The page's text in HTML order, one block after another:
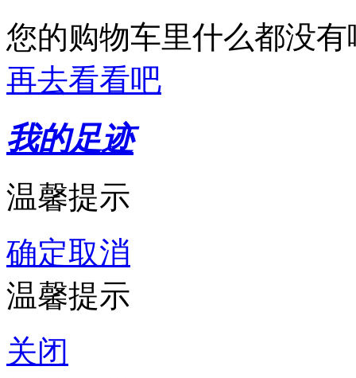
您的购物车里什么都没有
再去看看吧
我的足迹
温馨提示
确定取消
温馨提示
关闭